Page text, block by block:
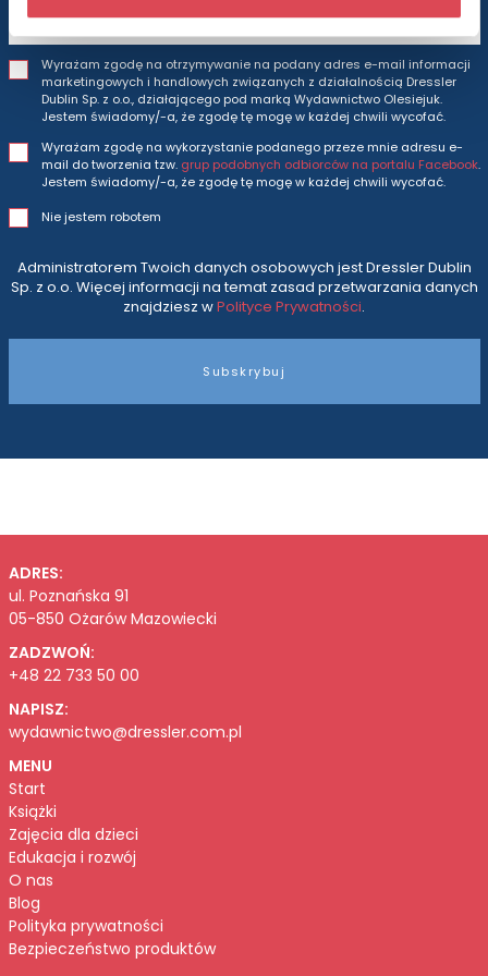
Wyrażam zgodę na otrzymywanie na podany adres e-mail informacji
marketingowych i handlowych związanych z działalnością Dressler
Dublin Sp. z o.o., działającego pod marką Wydawnictwo Olesiejuk.
Jestem świadomy/-a, że zgodę tę mogę w każdej chwili wycofać.
Wyrażam zgodę na wykorzystanie podanego przeze mnie adresu e-
mail do tworzenia tzw. grup podobnych odbiorców na portalu Facebook.
Jestem świadomy/-a, że zgodę tę mogę w każdej chwili wycofać.
Nie jestem robotem
Administratorem Twoich danych osobowych jest Dressler Dublin
Sp. z o.o. Więcej informacji na temat zasad przetwarzania danych
znajdziesz wPolityce Prywatności.
Subskrybuj
ADRES:
ul. Poznańska 91
05-850 Ożarów Mazowiecki
ZADZWOŃ:
+48 22 733 50 00
NAPISZ:
wydawnictwo@dressler.com.pl
MENU
Start
Książki
Zajęcia dla dzieci
Edukacja i rozwój
O nas
Blog
Polityka prywatności
Bezpieczeństwo produktów